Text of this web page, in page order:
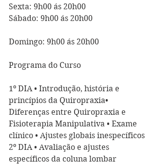
Sexta: 9h00 ás 20h00
Sábado: 9h00 ás 20h00
Domingo: 9h00 ás 20h00
Programa do Curso
1º DIA • Introdução, história e
princípios da Quiropraxia•
Diferenças entre Quiropraxia e
Fisioterapia Manipulativa • Exame
clínico • Ajustes globais inespecíficos
2º DIA • Avaliação e ajustes
específicos da coluna lombar